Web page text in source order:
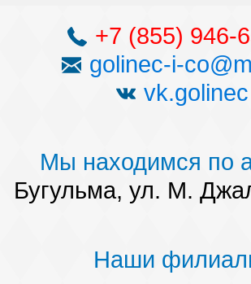
+7 (855) 946-
golinec-i-
vk.golinec
Мы находимся по
Бугульма, ул. М.
Наши